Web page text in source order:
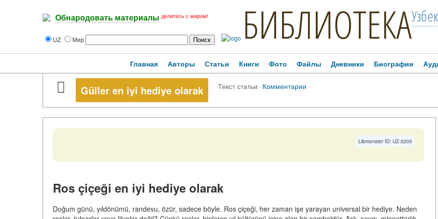
Обнародовать материалы делитесь с миром!
UZ Мир БИБЛИОТЕКА
Главная Авторы Статьи Книги Фото Файлы Дневники Биографии
Güller en iyi hediye olarak Текст статьи · Комментарии
Libmonster ID: UZ-3205
Ros çiçeği en iyi hediye olarak
Doğum günü, yıldönümü, randevu, özür, sadece böyle. Ros çiçeği, her zaman işe yarayan universal bir hediye. Neden